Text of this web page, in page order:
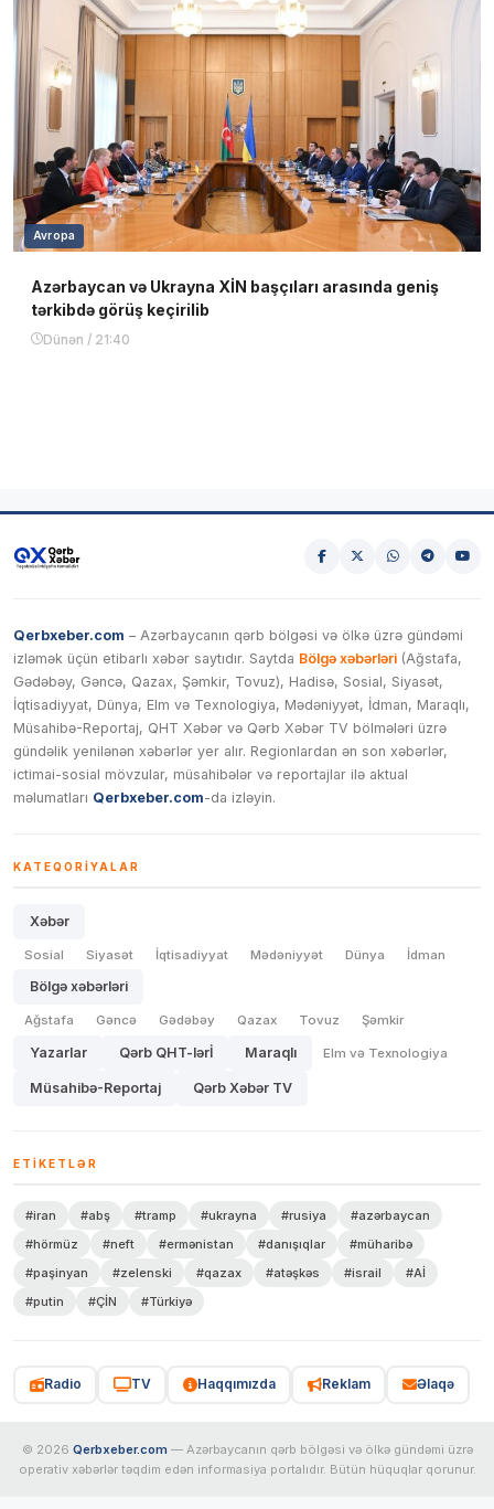
Avropa
Azərbaycan və Ukrayna XİN başçıları arasında geniş
tərkibdə görüş keçirilib
Dünən / 21:40
Qerbxeber.com – Azərbaycanın qərb bölgəsi və ölkə üzrə gündəmi
izləmək üçün etibarlı xəbər saytıdır. Saytda Bölgə xəbərləri (Ağstafa,
Gədəbəy, Gəncə, Qazax, Şəmkir, Tovuz), Hadisə, Sosial, Siyasət,
İqtisadiyyat, Dünya, Elm və Texnologiya, Mədəniyyət, İdman, Maraqlı,
Müsahibə-Reportaj, QHT Xəbər və Qərb Xəbər TV bölmələri üzrə
gündəlik yenilənən xəbərlər yer alır. Regionlardan ən son xəbərlər,
ictimai-sosial mövzular, müsahibələr və reportajlar ilə aktual
məlumatları Qerbxeber.com-da izləyin.
KATEQORIYALAR
Xəbər
Sosial Siyasət İqtisadiyyat Mədəniyyət Dünya İdman
Bölgə xəbərləri
Ağstafa Gəncə Gədəbəy Qazax Tovuz Şəmkir
Yazarlar Qərb QHT-lərİ Maraqlı Elm və Texnologiya
Müsahibə-Reportaj Qərb Xəbər TV
ETIKETLƏR
#iran #abş #tramp #ukrayna #rusiya
#azərbaycan
#hörmüz
#neft #ermənistan #danışıqlar
#müharibə
#paşinyan
#zelenski #qazax #atəşkəs #israil
#Aİ
#putin
#ÇİN #Türkiyə
Radio TV Haqqımızda Reklam Əlaqə
© 2026 Qerbxeber.com — Azərbaycanın qərb bölgəsi və ölkə gündəmi üzrə
operativ xəbərlər təqdim edən informasiya portalıdır. Bütün hüquqlar qorunur.